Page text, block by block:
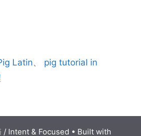
Latin、 pig tutorial in
/ Intent & Focused • Built with